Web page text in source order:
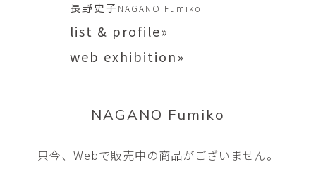
長野史子NAGANO Fumiko
list & profile»
web exhibition»
NAGANO Fumiko
只今、Webで販売中の商品がございません。